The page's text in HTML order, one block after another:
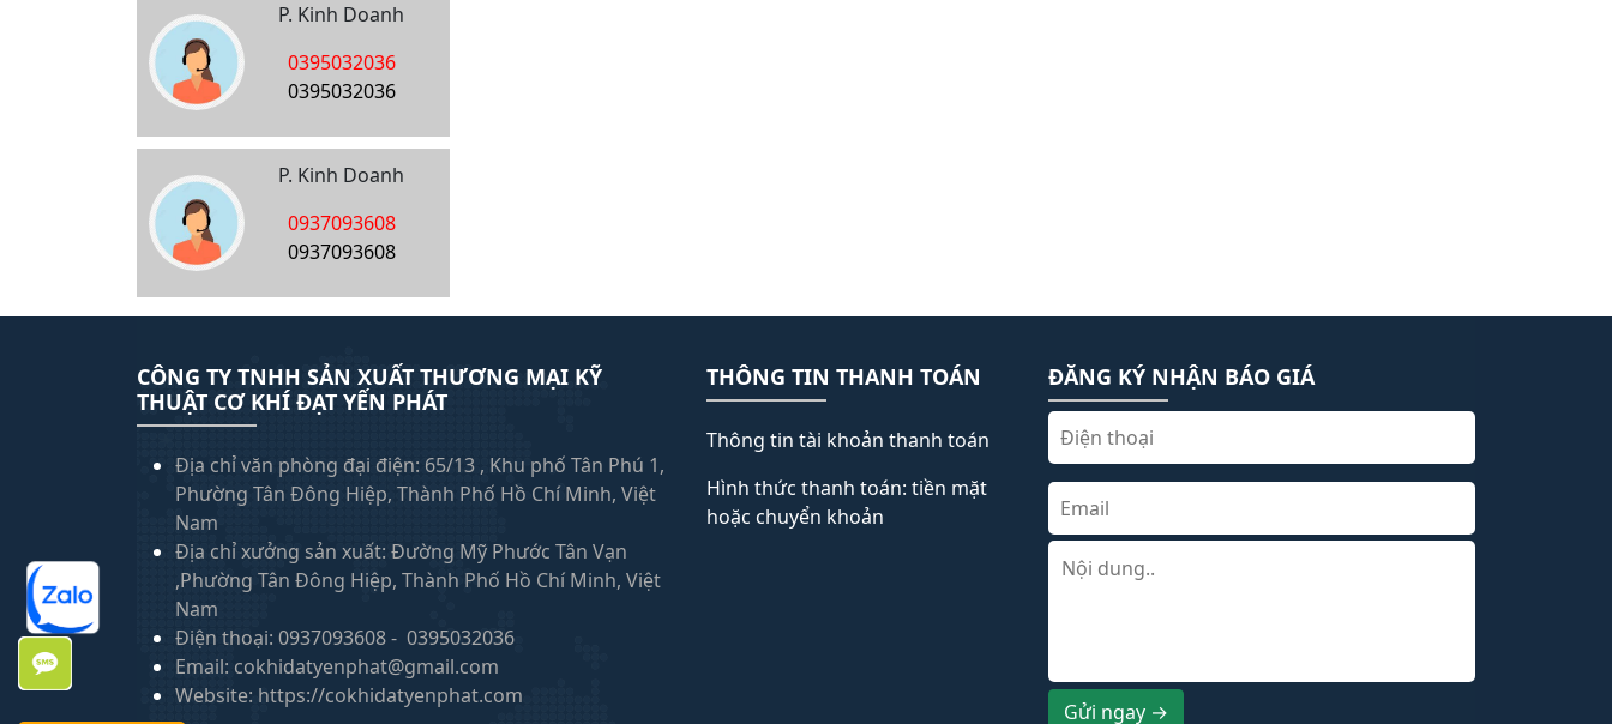
P. Kinh Doanh
0395032036
0395032036
P. Kinh Doanh
0937093608
0937093608
CÔNG TY TNHH SẢN XUẤT THƯƠNG MẠI KỸ
THUẬT CƠ KHÍ ĐẠT YẾN PHÁT
Địa chỉ văn phòng đại điện: 65/13 , Khu phố Tân Phú 1,
Phường Tân Đông Hiệp, Thành Phố Hồ Chí Minh, Việt
Nam
Địa chỉ xưởng sản xuất: Đường Mỹ Phước Tân Vạn
,Phường Tân Đông Hiệp, Thành Phố Hồ Chí Minh, Việt
Nam
Điện thoại: 0937093608 - 0395032036
Email: cokhidatyenphat@gmail.com
Website: https://cokhidatyenphat.com
THÔNG TIN THANH TOÁN
Thông tin tài khoản thanh toán
Hình thức thanh toán: tiền mặt
hoặc chuyển khoản
ĐĂNG KÝ NHẬN BÁO GIÁ
Gửi ngay →